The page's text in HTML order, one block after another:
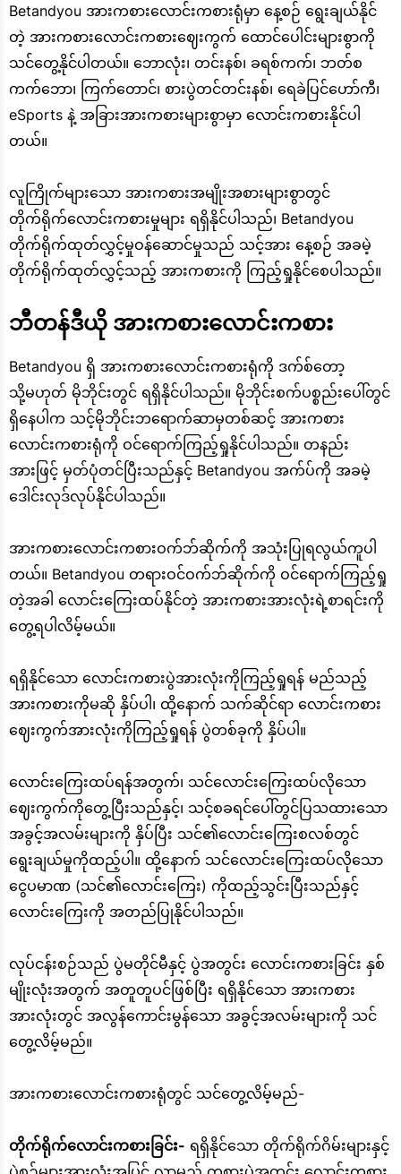
Betandyou အားကစားလောင်းကစားရုံမှာ နေ့စဉ် ရွေးချယ်နိုင်
တဲ့ အားကစားလောင်းကစားဈေးကွက် ထောင်ပေါင်းများစွာကို
သင်တွေ့နိုင်ပါတယ်။ ဘောလုံး၊ တင်းနစ်၊ ခရစ်ကက်၊ ဘတ်စ
ကက်ဘော၊ ကြက်တောင်၊ စားပွဲတင်တင်းနစ်၊ ရေခဲပြင်ဟော်ကီ၊
eSports နဲ့ အခြားအားကစားများစွာမှာ လောင်းကစားနိုင်ပါ
တယ်။
လူကြိုက်များသော အားကစားအမျိုးအစားများစွာတွင်
တိုက်ရိုက်လောင်းကစားမှုများ ရရှိနိုင်ပါသည်၊ Betandyou
တိုက်ရိုက်ထုတ်လွှင့်မှုဝန်ဆောင်မှုသည် သင့်အား နေ့စဉ် အခမဲ့
တိုက်ရိုက်ထုတ်လွှင့်သည့် အားကစားကို ကြည့်ရှုနိုင်စေပါသည်။
ဘီတန်ဒီယို အားကစားလောင်းကစား
Betandyou ရှိ အားကစားလောင်းကစားရုံကို ဒက်စ်တော့
သို့မဟုတ် မိုဘိုင်းတွင် ရရှိနိုင်ပါသည်။ မိုဘိုင်းစက်ပစ္စည်းပေါ်တွင်
ရှိနေပါက သင့်မိုဘိုင်းဘရောက်ဆာမှတစ်ဆင့် အားကစား
လောင်းကစားရုံကို ဝင်ရောက်ကြည့်ရှုနိုင်ပါသည်။ တနည်း
အားဖြင့် မှတ်ပုံတင်ပြီးသည်နှင့် Betandyou အက်ပ်ကို အခမဲ့
ဒေါင်းလုဒ်လုပ်နိုင်ပါသည်။
အားကစားလောင်းကစားဝက်ဘ်ဆိုက်ကို အသုံးပြုရလွယ်ကူပါ
တယ်။ Betandyou တရားဝင်ဝက်ဘ်ဆိုက်ကို ဝင်ရောက်ကြည့်ရှု
တဲ့အခါ လောင်းကြေးထပ်နိုင်တဲ့ အားကစားအားလုံးရဲ့စာရင်းကို
တွေ့ရပါလိမ့်မယ်။
ရရှိနိုင်သော လောင်းကစားပွဲအားလုံးကိုကြည့်ရှုရန် မည်သည့်
အားကစားကိုမဆို နှိပ်ပါ၊ ထို့နောက် သက်ဆိုင်ရာ လောင်းကစား
ဈေးကွက်အားလုံးကိုကြည့်ရှုရန် ပွဲတစ်ခုကို နှိပ်ပါ။
လောင်းကြေးထပ်ရန်အတွက်၊ သင်လောင်းကြေးထပ်လိုသော
ဈေးကွက်ကိုတွေ့ပြီးသည်နှင့်၊ သင့်စခရင်ပေါ်တွင်ပြသထားသော
အခွင့်အလမ်းများကို နှိပ်ပြီး သင်၏လောင်းကြေးစလစ်တွင်
ရွေးချယ်မှုကိုထည့်ပါ။ ထို့နောက် သင်လောင်းကြေးထပ်လိုသော
ငွေပမာဏ (သင်၏လောင်းကြေး) ကိုထည့်သွင်းပြီးသည်နှင့်
လောင်းကြေးကို အတည်ပြုနိုင်ပါသည်။
လုပ်ငန်းစဉ်သည် ပွဲမတိုင်မီနှင့် ပွဲအတွင်း လောင်းကစားခြင်း နှစ်
မျိုးလုံးအတွက် အတူတူပင်ဖြစ်ပြီး ရရှိနိုင်သော အားကစား
အားလုံးတွင် အလွန်ကောင်းမွန်သော အခွင့်အလမ်းများကို သင်
တွေ့လိမ့်မည်။
အားကစားလောင်းကစားရုံတွင် သင်တွေ့လိမ့်မည်-
တိုက်ရိုက်လောင်းကစားခြင်း- ရရှိနိုင်သော တိုက်ရိုက်ဂိမ်းများနှင့်